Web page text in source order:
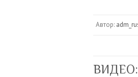
Автор:
ВИДЕО: